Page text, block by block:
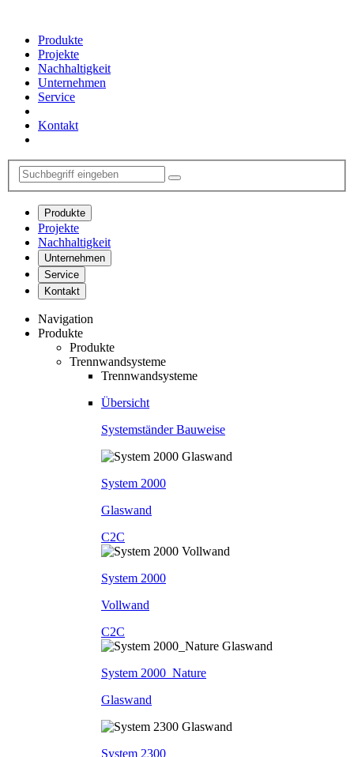
Produkte
Projekte
Nachhaltigkeit
Unternehmen
Service
Kontakt
Produkte
Projekte
Nachhaltigkeit
Unternehmen
Service
Kontakt
Navigation
Produkte
Produkte
Trennwandsysteme
Trennwandsysteme
Übersicht
Systemständer Bauweise
System 2000
Glaswand
C2C
System 2000
Vollwand
C2C
System 2000_Nature
Glaswand
System 2300